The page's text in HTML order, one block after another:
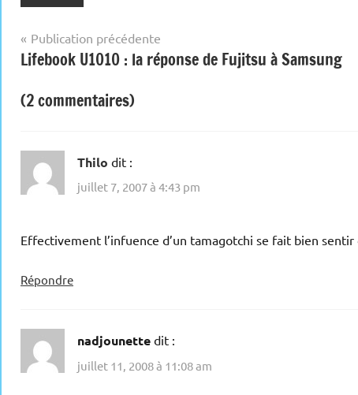
Navigation
de
l’article
Publication précédente
Lifebook U1010 : la réponse de Fujitsu à Samsung
(2 commentaires)
Thilo dit :
juillet 7, 2007 à 4:43 pm
Effectivement l’infuence d’un tamagotchi se fait bien
Répondre
nadjounette dit :
juillet 11, 2008 à 11:08 am